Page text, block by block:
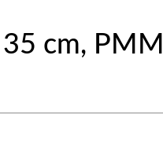
35 cm,